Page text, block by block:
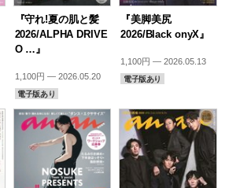
『守れ!夏の肌と髪
2026/ALPHA DRIVE
O …』
1,100円 — 2026.05.20
電子版あり
『美脚美尻
2026/Black onyX』
1,100円 — 2026.05.13
電子版あり